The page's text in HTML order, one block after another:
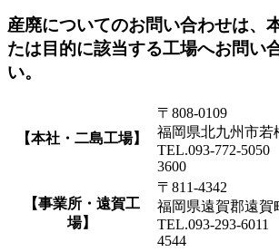
産廃についてのお問い合わせは、
たは目的に該当する工場へお問い
い。
【本社・二島工場】
〒808-0109
福岡県北九州市若
TEL.093-772-
3600
【事業所・遠賀工
場】
〒811-4342
福岡県遠賀郡遠賀
TEL.093-293-
4544